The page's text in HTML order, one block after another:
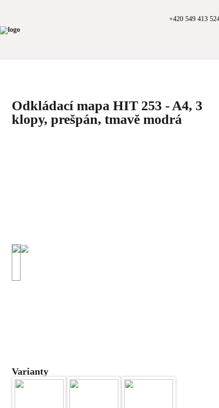
+420 549 413
Odkládací mapa HIT 253 - A4, 3
klopy, prešpán, tmavě modrá
Varianty